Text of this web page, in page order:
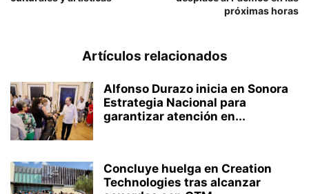
próximas horas
Artículos relacionados
Alfonso Durazo inicia en Sonora
Estrategia Nacional para
garantizar atención en...
Concluye huelga en Creation
Technologies tras alcanzar